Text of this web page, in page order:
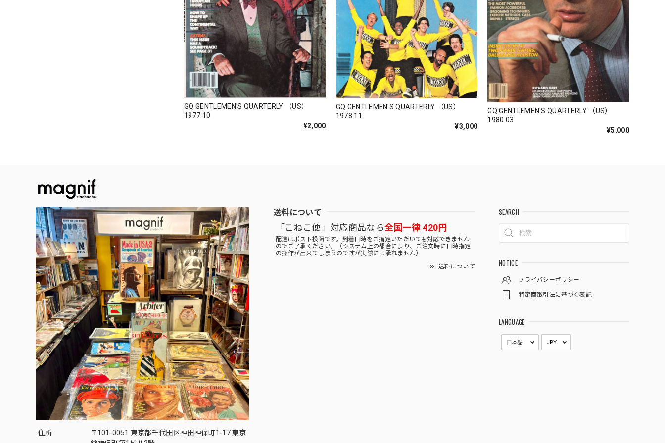
GQ GENTLEMEN'S QUARTERLY （US）
1977.10
¥2,000
GQ GENTLEMEN'S QUARTERLY （US）
1978.11
¥3,000
GQ GENTLEMEN'S QUARTERLY （US）
1980.03
¥5,000
住所
〒101-0051 東京都千代田区神田神保町1-17 東京
送料について
「こねこ便」対応商品なら全国一律 420円
配達はポスト投函です。到着日時をご指定いただいても対応できません
のでご了承ください。（システム上の都合により、ご注文時に日時指定
の操作が出来てしまうのですが実際には承れません）
送料について
SEARCH
NOTICE
プライバシーポリシー
特定商取引法に基づく表記
LANGUAGE